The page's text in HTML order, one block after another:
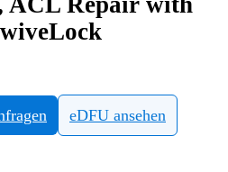
eDFU ansehen